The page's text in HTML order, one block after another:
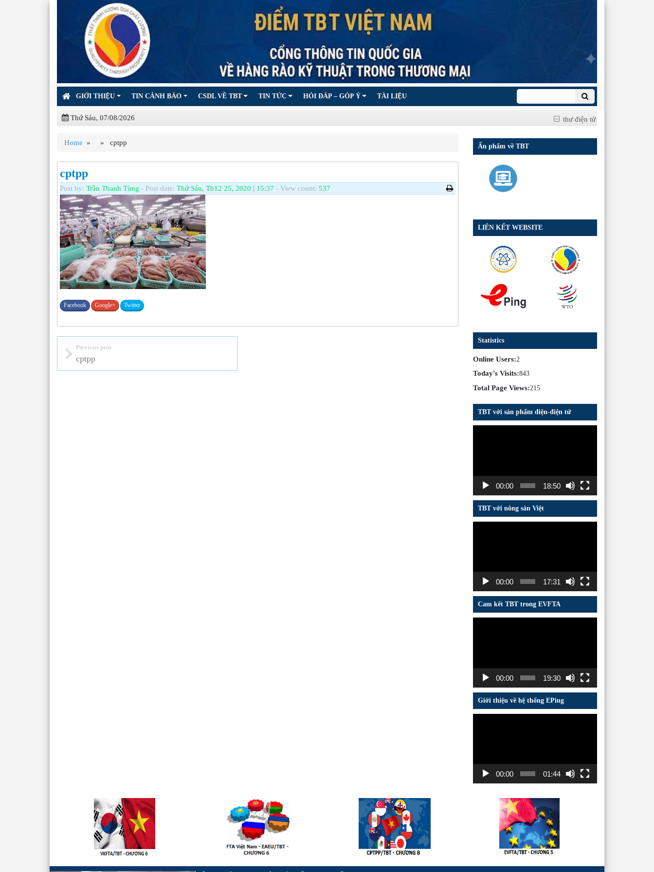
GIỚI THIỆU TIN CẢNH BÁO CSDL VỀ TBT TIN TỨC HỎI ĐÁP – GÓP Ý TÀI LIỆU
Thứ Sáu, 07/08/2026 thư điện tử
Home » » cptpp
cptpp
Post by: Trần Thanh Tùng - Post date: Thứ Sáu, Th12 25, 2020 | 15:37 - View count: 537
Facebook Google+ Twitter
Previous post
cptpp
Ấn phẩm về TBT
LIÊN KẾT WEBSITE
Statistics
Online Users:2
Today's Visits:843
Total Page Views:215
TBT với sản phẩm điện-điện tử
00:00 18:50
TBT với nông sản Việt
00:00 17:31
Cam kết TBT trong EVFTA
00:00 19:30
Giới thiệu về hệ thống EPing
00:00 01:44